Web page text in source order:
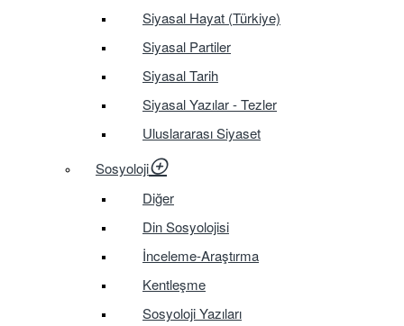
Siyasal Hayat (Türkiye)
Siyasal Partiler
Siyasal Tarih
Siyasal Yazılar - Tezler
Uluslararası Siyaset
Sosyoloji
Diğer
Din Sosyolojisi
İnceleme-Araştırma
Kentleşme
Sosyoloji Yazıları